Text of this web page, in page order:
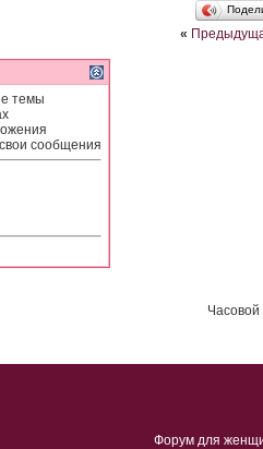
«
темы
сообщения
Форум для